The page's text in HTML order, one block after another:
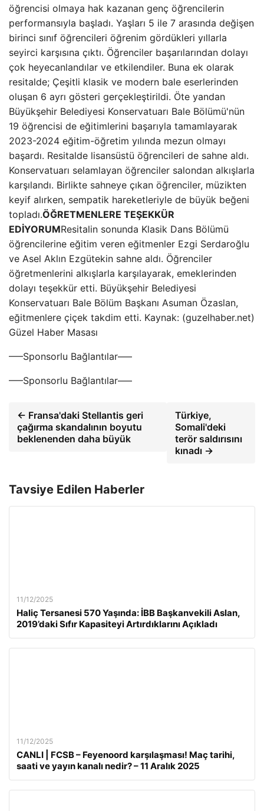
öğrencisi olmaya hak kazanan genç öğrencilerin
performansıyla başladı. Yaşları 5 ile 7 arasında değişen
birinci sınıf öğrencileri öğrenim gördükleri yıllarla
seyirci karşısına çıktı. Öğrenciler başarılarından dolayı
çok heyecanlandılar ve etkilendiler. Buna ek olarak
resitalde; Çeşitli klasik ve modern bale eserlerinden
oluşan 6 ayrı gösteri gerçekleştirildi. Öte yandan
Büyükşehir Belediyesi Konservatuarı Bale Bölümü'nün
19 öğrencisi de eğitimlerini başarıyla tamamlayarak
2023-2024 eğitim-öğretim yılında mezun olmayı
başardı. Resitalde lisansüstü öğrencileri de sahne aldı.
Konservatuarı selamlayan öğrenciler salondan alkışlarla
karşılandı. Birlikte sahneye çıkan öğrenciler, müzikten
keyif alırken, sempatik hareketleriyle de büyük beğeni
topladı.ÖĞRETMENLERE TEŞEKKÜR
EDİYORUMResitalin sonunda Klasik Dans Bölümü
öğrencilerine eğitim veren eğitmenler Ezgi Serdaroğlu
ve Asel Aklın Ezgütekin sahne aldı. Öğrenciler
öğretmenlerini alkışlarla karşılayarak, emeklerinden
dolayı teşekkür etti. Büyükşehir Belediyesi
Konservatuarı Bale Bölüm Başkanı Asuman Özaslan,
eğitmenlere çiçek takdim etti. Kaynak: (guzelhaber.net)
Güzel Haber Masası
—–Sponsorlu Bağlantılar—–
—–Sponsorlu Bağlantılar—–
← Fransa'daki Stellantis geri
çağırma skandalının boyutu
beklenenden daha büyük
Türkiye,
Somali'deki
terör saldırısını
kınadı →
Tavsiye Edilen Haberler
11/12/2025
Haliç Tersanesi 570 Yaşında: İBB Başkanvekili Aslan,
2019’daki Sıfır Kapasiteyi Artırdıklarını Açıkladı
11/12/2025
CANLI | FCSB – Feyenoord karşılaşması! Maç tarihi,
saati ve yayın kanalı nedir? – 11 Aralık 2025